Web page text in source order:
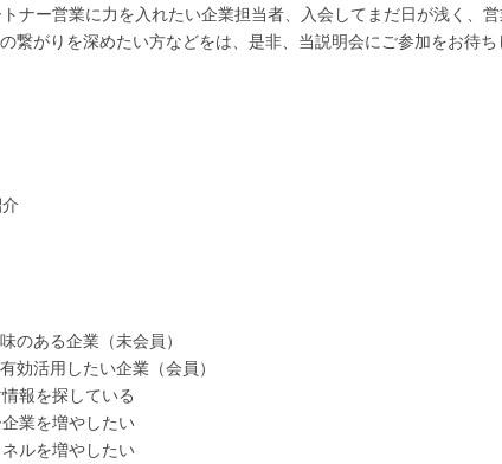
ナー営業に力を入れたい企業担当者、入会してまだ日が浅く、
繋がりを深めたい方などをは、是非、当説明会にご参加をお待ち
のある企業（未会員）
活用したい企業（会員）
を探している
を増やしたい
を増やしたい